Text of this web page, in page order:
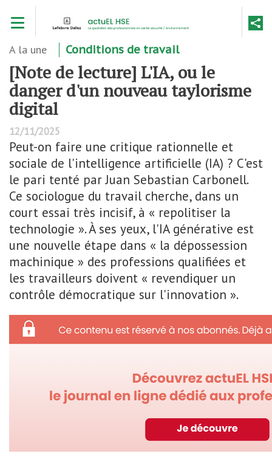
contenu
A la une Conditions de travail
[Note de lecture] L'IA, ou le
danger d'un nouveau taylorisme
digital
12/11/2025
Peut-on faire une critique rationnelle et
sociale de l'intelligence artificielle (IA) ? C'est
le pari tenté par Juan Sebastian Carbonell.
Ce sociologue du travail cherche, dans un
court essai très incisif, à « repolitiser la
technologie ». À ses yeux, l'IA générative est
une nouvelle étape dans « la dépossession
machinique » des professions qualifiées et
les travailleurs doivent « revendiquer un
contrôle démocratique sur l'innovation ».